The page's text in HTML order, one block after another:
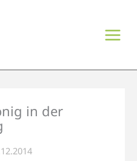
in der